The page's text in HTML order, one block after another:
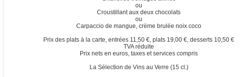
ou
Croustillant aux deux chocolats
ou
Carpaccio de mangue, crème brulée noix coco
Prix des plats à la carte, entrées 11,50 €, plats 19,00 €, desserts 10,50 €
TVA réduite
Prix nets en euros, taxes et services compris
La Sélection de Vins au Verre (15 cl.)